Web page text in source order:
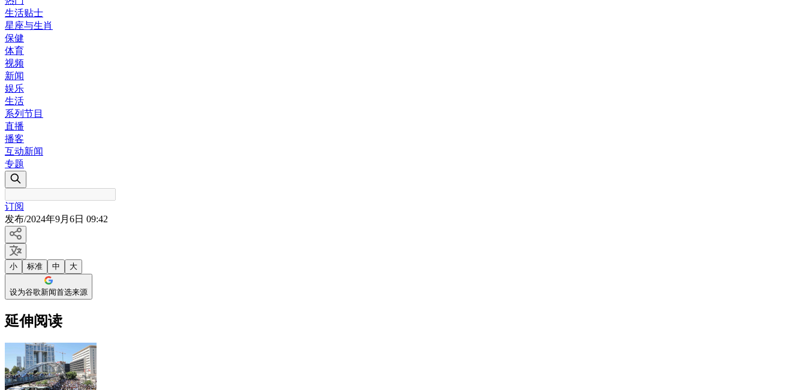
生活贴士
星座与生肖
保健
体育
视频
新闻
娱乐
生活
系列节目
直播
播客
互动新闻
专题
订阅
发布/2024年9月6日 09:42
小 标准 中 大
设为谷歌新闻首选来源
延伸阅读